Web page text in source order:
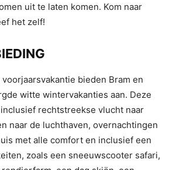
uit te laten komen. Kom naar
het zelf!
bieden Bram en
witte wintervakanties aan. Deze
rechtstreekse vlucht naar
naar de luchthaven, overnachtingen
met alle comfort en inclusief een
zoals een sneeuwscooter safari,